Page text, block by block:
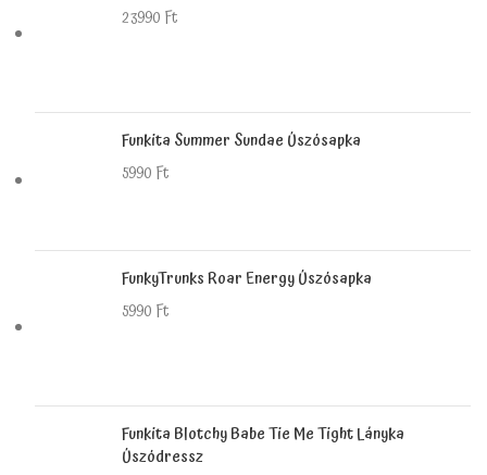
23990 Ft
Funkita Summer Sundae Úszósapka
5990 Ft
FunkyTrunks Roar Energy Úszósapka
5990 Ft
Funkita Blotchy Babe Tie Me Tight Lányka
Úszódressz